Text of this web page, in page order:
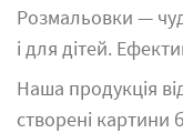
Розмальовки —
і для дітей.
Наша продукція
створені картини